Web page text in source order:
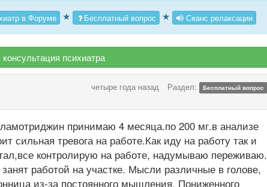
в Форуме ★ Бесплатный вопрос ★ Сеанс релаксации
психиатра
четыре года назад Раздел: Бесплатный вопрос
принимаю 4 месяца.по 200 мг.в анализе
сильная тревога на работе.Как иду на работу так и
контролирую на работе, надумываю переживаю.
работой на участке. Мысли различные в голове,
из-за постоянного мышления. Пониженного